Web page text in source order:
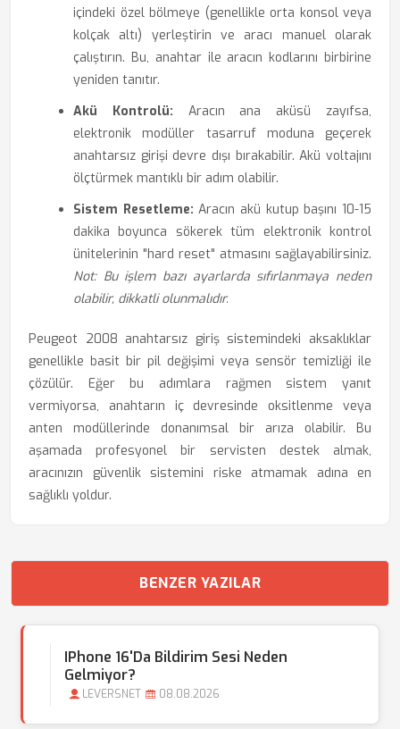
içindeki özel bölmeye (genellikle orta konsol veya
kolçak altı) yerleştirin ve aracı manuel olarak
çalıştırın. Bu, anahtar ile aracın kodlarını birbirine
yeniden tanıtır.
Akü Kontrolü: Aracın ana aküsü zayıfsa,
elektronik modüller tasarruf moduna geçerek
anahtarsız girişi devre dışı bırakabilir. Akü voltajını
ölçtürmek mantıklı bir adım olabilir.
Sistem Resetleme: Aracın akü kutup başını 10-15
dakika boyunca sökerek tüm elektronik kontrol
ünitelerinin "hard reset" atmasını sağlayabilirsiniz.
Not: Bu işlem bazı ayarlarda sıfırlanmaya neden
olabilir, dikkatli olunmalıdır.
Peugeot 2008 anahtarsız giriş sistemindeki aksaklıklar
genellikle basit bir pil değişimi veya sensör temizliği ile
çözülür. Eğer bu adımlara rağmen sistem yanıt
vermiyorsa, anahtarın iç devresinde oksitlenme veya
anten modüllerinde donanımsal bir arıza olabilir. Bu
aşamada profesyonel bir servisten destek almak,
aracınızın güvenlik sistemini riske atmamak adına en
sağlıklı yoldur.
BENZER YAZILAR
IPhone 16'da Bildirim Sesi Neden
Gelmiyor?
LEVERSNET 08.08.2026